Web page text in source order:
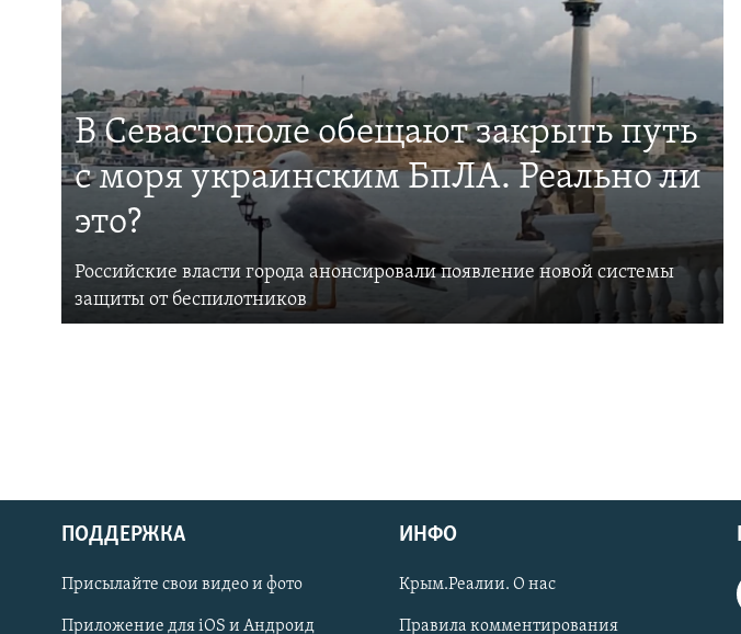
Українською
Qırımtatar
В Севастополе обещают закрыть путь
с моря украинским БпЛА. Реально ли
это?
Российские власти города анонсировали появление новой системы
защиты от беспилотников
ПОДДЕРЖКА
Присылайте свои видео и фото
Приложение для iOS и Андроид
ИНФО
Крым.Реалии. О нас
Правила комментирования